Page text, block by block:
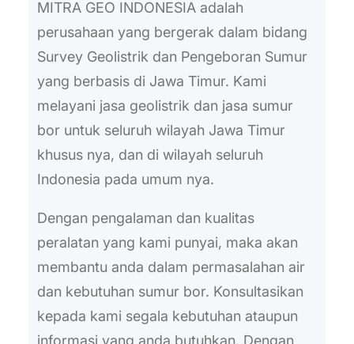
MITRA GEO INDONESIA adalah
perusahaan yang bergerak dalam bidang
Survey Geolistrik dan Pengeboran Sumur
yang berbasis di Jawa Timur. Kami
melayani jasa geolistrik dan jasa sumur
bor untuk seluruh wilayah Jawa Timur
khusus nya, dan di wilayah seluruh
Indonesia pada umum nya.
Dengan pengalaman dan kualitas
peralatan yang kami punyai, maka akan
membantu anda dalam permasalahan air
dan kebutuhan sumur bor. Konsultasikan
kepada kami segala kebutuhan ataupun
informasi yang anda butuhkan. Dengan